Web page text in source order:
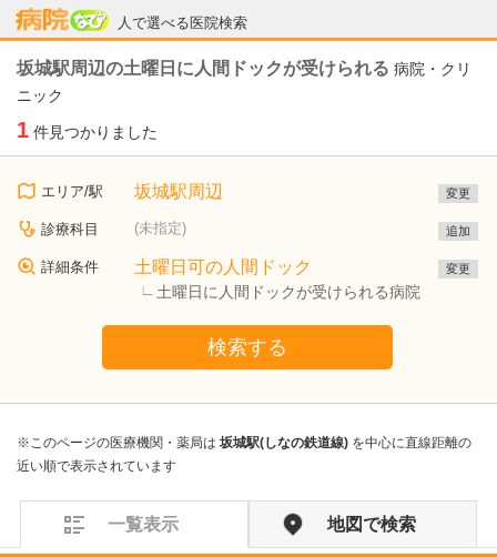
人で選べる医院検索
病院なび
坂城駅周辺の土曜日に人間ドックが受けられる 病院・クリ
ニック
1 件見つかりました
エリア/駅 坂城駅周辺 変更
診療科目 (未指定) 追加
詳細条件 土曜日可の人間ドック
土曜日に人間ドックが受けられる病院
変更
検索する
※このページの医療機関・薬局は 坂城駅(しなの鉄道線) を中心に直線距離の
近い順で表示されています
一覧表示 地図で検索